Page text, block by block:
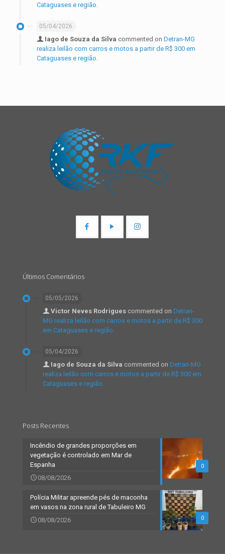
Cataguases e região.
05/04/2026
Iago de Souza da Silva commented on Detran-MG
realiza leilão com carros e motos a partir de R$ 300 em
Cataguases e região.
Últimos Comentários
05/05/2026
Victor Neves Rodrigues commented on Detran-
MG realiza leilão com carros e motos a partir de R$ 300
em Cataguases e região.
05/04/2026
Iago de Souza da Silva commented on Detran-MG
realiza leilão com carros e motos a partir de R$ 300 em
Cataguases e região.
Posts Recentes
0
Incêndio de grandes proporções em
vegetação é controlado em Mar de
Espanha
08/08/2026
0
Polícia Militar apreende pés de maconha
em vasos na zona rural de Tabuleiro MG
08/08/2026